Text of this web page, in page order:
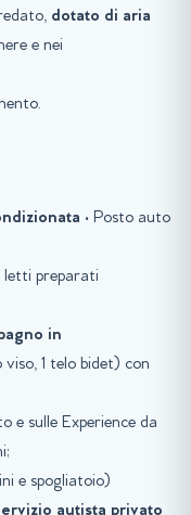
dotato di aria
e nei
• Posto auto
letti preparati
in
1 telo bidet) con
e sulle Experience da
e spogliatoio)